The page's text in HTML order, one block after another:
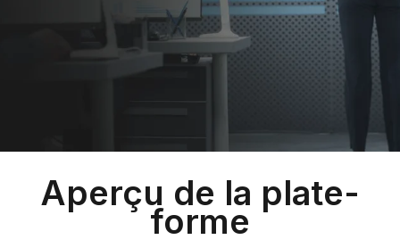
Aperçu de la plate-
forme